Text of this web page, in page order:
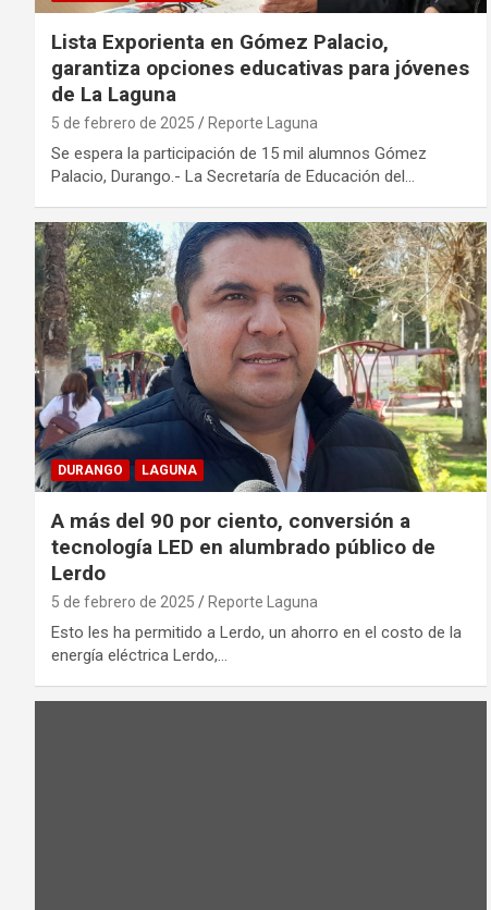
Lista Exporienta en Gómez Palacio,
garantiza opciones educativas para jóvenes
de La Laguna
5 de febrero de 2025 Reporte Laguna
Se espera la participación de 15 mil alumnos Gómez
Palacio, Durango.- La Secretaría de Educación del…
DURANGO LAGUNA
A más del 90 por ciento, conversión a
tecnología LED en alumbrado público de
Lerdo
5 de febrero de 2025 Reporte Laguna
Esto les ha permitido a Lerdo, un ahorro en el costo de la
energía eléctrica Lerdo,…